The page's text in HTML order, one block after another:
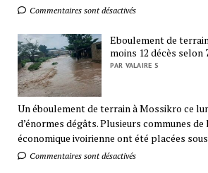
Commentaires sont désactivés
Eboulement de
moins 12 décès selon
PAR VALAIRE S
Un éboulement de terrain à Mossikro ce
d’énormes dégâts. Plusieurs communes
économique ivoirienne ont été placées
Commentaires sont désactivés